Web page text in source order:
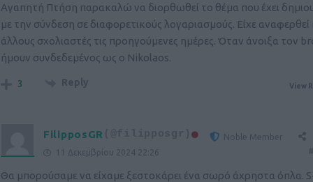
Αγαπητή Πτήση παρακαλώ να διορθωθεί το θέμα που έχει
με την σύνδεση σε διαφορετικούς λογαριασμούς. Είχε αναφερθεί
άλλους σχολιαστές τις προηγούμενες ημέρες. Όταν άνοιξα τον
ήμουν συνδεδεμένος ως ο Nikolaos.
3 Reply View
FilipposGR (@filipposgr)
Noble Member
11 Δεκεμβρίου 2024 22:26
Θα μπορούσαμε να είχαμε ξεστοκάρει ένα σωρό άχρηστα όπλα.